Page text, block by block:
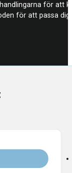
för att
för att passa